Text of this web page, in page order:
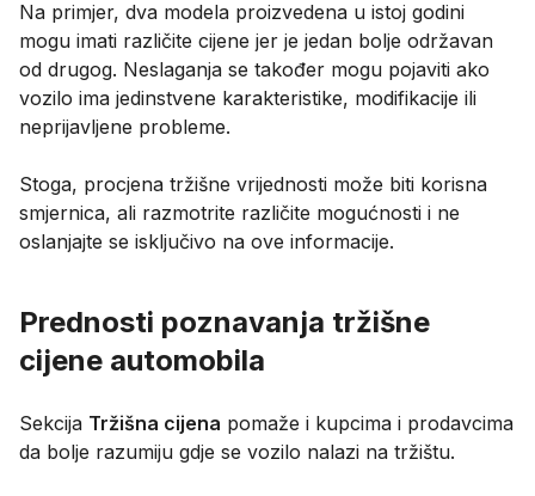
Na primjer, dva modela proizvedena u istoj godini
mogu imati različite cijene jer je jedan bolje održavan
od drugog. Neslaganja se također mogu pojaviti ako
vozilo ima jedinstvene karakteristike, modifikacije ili
neprijavljene probleme.
Stoga, procjena tržišne vrijednosti može biti korisna
smjernica, ali razmotrite različite mogućnosti i ne
oslanjajte se isključivo na ove informacije.
Prednosti poznavanja tržišne
cijene automobila
Sekcija Tržišna cijena pomaže i kupcima i prodavcima
da bolje razumiju gdje se vozilo nalazi na tržištu.